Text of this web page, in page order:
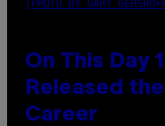
(PHOTO BY GARY
On This Day
Released
Career